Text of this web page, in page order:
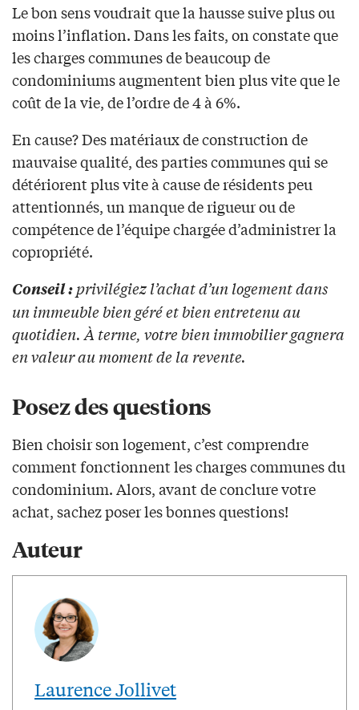
Le bon sens voudrait que la hausse suive plus ou
moins l’inflation. Dans les faits, on constate que
les charges communes de beaucoup de
condominiums augmentent bien plus vite que le
coût de la vie, de l’ordre de 4 à 6%.
En cause? Des matériaux de construction de
mauvaise qualité, des parties communes qui se
détériorent plus vite à cause de résidents peu
attentionnés, un manque de rigueur ou de
compétence de l’équipe chargée d’administrer la
copropriété.
Conseil : privilégiez l’achat d’un logement dans
un immeuble bien géré et bien entretenu au
quotidien. À terme, votre bien immobilier gagnera
en valeur au moment de la revente.
Posez des questions
Bien choisir son logement, c’est comprendre
comment fonctionnent les charges communes du
condominium. Alors, avant de conclure votre
achat, sachez poser les bonnes questions!
Auteur
Laurence Jollivet